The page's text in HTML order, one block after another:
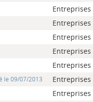
Entreprises
Entreprises
Entreprises
Entreprises
Entreprises
le 09/07/2013 Entreprises
Entreprises